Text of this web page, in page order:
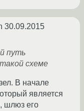
30.09.2015
путь
схеме
В начале
является
шлюз его